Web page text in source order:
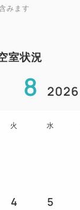
ンです。
だけるエンジ
ます。
みます
室状況
8 2026
火 水
4 5